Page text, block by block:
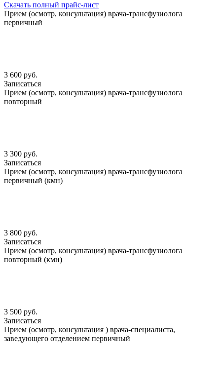
Скачать полный прайс-лист
Прием (осмотр, консультация) врача-трансфузиолога
первичный
3 600 руб.
Записаться
Прием (осмотр, консультация) врача-трансфузиолога
повторный
3 300 руб.
Записаться
Прием (осмотр, консультация) врача-трансфузиолога
первичный (кмн)
3 800 руб.
Записаться
Прием (осмотр, консультация) врача-трансфузиолога
повторный (кмн)
3 500 руб.
Записаться
Прием (осмотр, консультация ) врача-специалиста,
заведующего отделением первичный